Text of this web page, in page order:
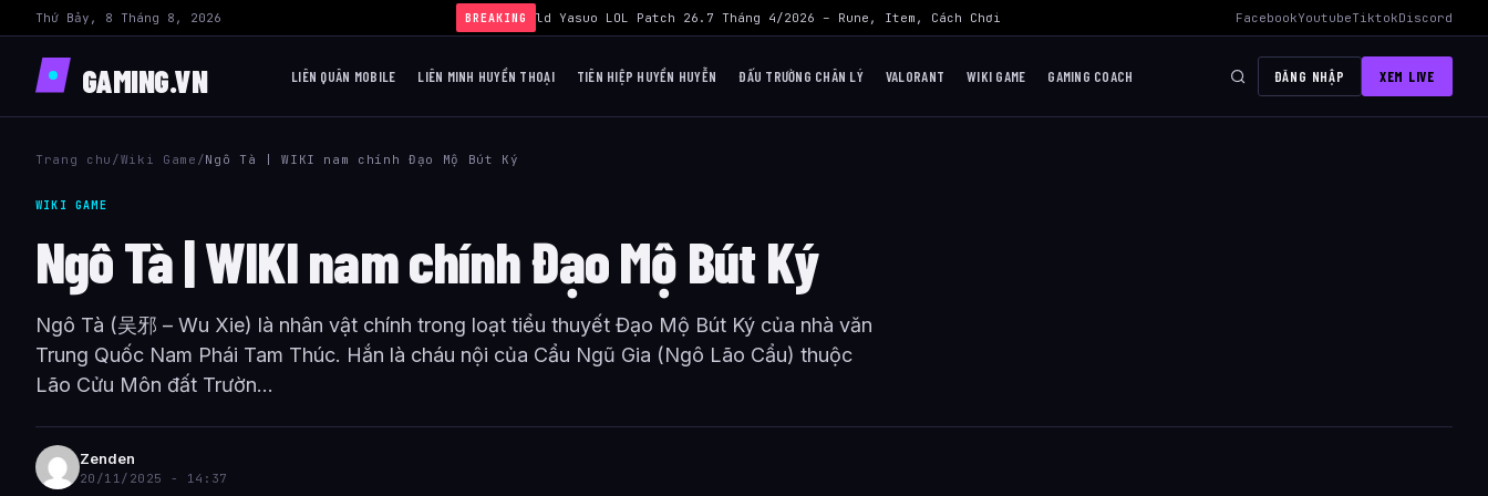
Thứ Bảy, 8 Tháng 8, 2026 BREAKING
› Build Yasuo LOL Patch 26.7 Tháng 4/2026 – Rune, Item, Cách Chơi Mid Hiệu Quả Nhất AWC 2026 Liên Quân Mobile – Lịch Thi Đấu,
FacebookYoutubeTiktokDiscord
GAMING.VN LIÊN QUÂN MOBILE LIÊN MINH HUYỀN THOẠI TIÊN HIỆP HUYỀN HUYỄN ĐẤU TRƯỜNG CHÂN LÝ VALORANT WIKI GAME GAMING COACH ĐĂNG NHẬP XEM LIVE
Trang chu /Wiki Game /Ngô Tà | WIKI nam chính Đạo Mộ Bút Ký
WIKI GAME
Ngô Tà | WIKI nam chính Đạo Mộ Bút Ký
Ngô Tà (吴邪 – Wu Xie) là nhân vật chính trong loạt tiểu thuyết Đạo Mộ Bút Ký của nhà văn
Trung Quốc Nam Phái Tam Thúc. Hắn là cháu nội của Cẩu Ngũ Gia (Ngô Lão Cẩu) thuộc
Lão Cửu Môn đất Trườn...
Zenden
20/11/2025 - 14:37